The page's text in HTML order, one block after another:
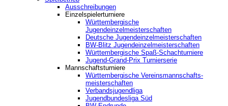
Ausschreibungen
Einzelspielerturniere
Württembergische
Jugendeinzelmeisterschaften
Deutsche Jugendeinzelmeisterschaften
BW-Blitz Jugendeinzelmeisterschaften
Württembergische Spaß-Schachturniere
Jugend-Grand-Prix Turnierserie
Mannschaftsturniere
Württembergische Vereinsmannschafts-
meisterschaften
Verbandsjugendliga
Jugendbundesliga Süd